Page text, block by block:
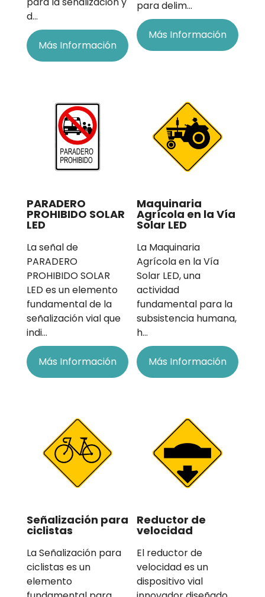
d…
Más Información
para delim…
Más Información
PARADERO
PROHIBIDO SOLAR
LED
La señal de
PARADERO
PROHIBIDO SOLAR
LED es un elemento
fundamental de la
señalización vial que
indi…
Más Información
Maquinaria
Agrícola en la Vía
Solar LED
La Maquinaria
Agrícola en la Vía
Solar LED, una
actividad
fundamental para la
subsistencia humana,
h…
Más Información
Señalización para
ciclistas
La Señalización para
ciclistas es un
elemento
Reductor de
velocidad
El reductor de
velocidad es un
dispositivo vial